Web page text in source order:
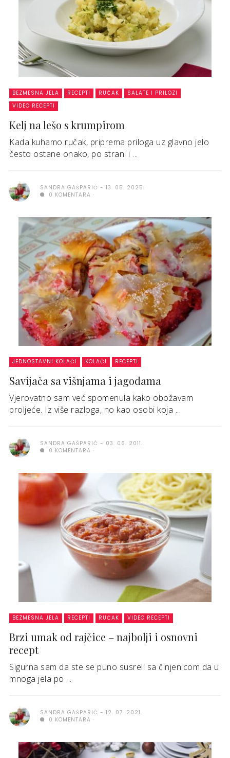
BEZMESNA JELA RECEPTI RUČAK
SALATE I PRILOZI
VIDEO RECEPTI
Kelj na lešo s krumpirom
Kada kuhamo ručak, priprema priloga uz glavno jelo
često ostane onako, po strani i ...
SANDRA GAŠPARIĆ
13. 05. 2025.
0 KOMENTARA
JEDNOSTAVNI KOLAČI KOLAČI RECEPTI
Savijača sa višnjama i jagodama
Vjerovatno sam već spomenula kako obožavam
proljeće. Iz više razloga, no kao osobi koja ...
SANDRA GAŠPARIĆ
03. 06. 2011.
0 KOMENTARA
BEZMESNA JELA RECEPTI RUČAK VIDEO RECEPTI
Brzi umak od rajčice – najbolji i osnovni
recept
Sigurna sam da ste se puno susreli sa činjenicom da u
mnoga jela po ...
SANDRA GAŠPARIĆ
12. 07. 2021.
0 KOMENTARA